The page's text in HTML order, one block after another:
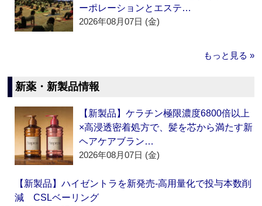
ーポレーションとエステ…
2026年08月07日 (金)
もっと見る »
新薬・新製品情報
【新製品】ケラチン極限濃度6800倍以上
×高浸透密着処方で、髪を芯から満たす新
ヘアケアブラン…
2026年08月07日 (金)
【新製品】ハイゼントラを新発売‐高用量化で投与本数削
減 CSLベーリング